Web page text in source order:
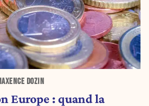
DOZIN
Europe : quand la